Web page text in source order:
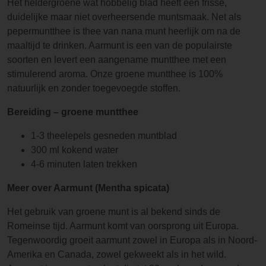
Het heldergroene wat hobbelig blad heeft een frisse,
duidelijke maar niet overheersende muntsmaak. Net als
pepermuntthee is thee van nana munt heerlijk om na de
maaltijd te drinken. Aarmunt is een van de populairste
soorten en levert een aangename muntthee met een
stimulerend aroma. Onze groene muntthee is 100%
natuurlijk en zonder toegevoegde stoffen.
Bereiding – groene muntthee
1-3 theelepels gesneden muntblad
300 ml kokend water
4-6 minuten laten trekken
Meer over Aarmunt (Mentha spicata)
Het gebruik van groene munt is al bekend sinds de
Romeinse tijd. Aarmunt komt van oorsprong uit Europa.
Tegenwoordig groeit aarmunt zowel in Europa als in Noord-
Amerika en Canada, zowel gekweekt als in het wild.